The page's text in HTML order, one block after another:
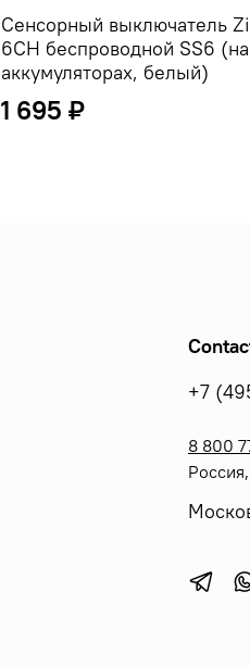
Сенсорный выключатель
6CH беспроводной SS6 (на
аккумуляторах, белый)
1 695 ₽
+7
8 800